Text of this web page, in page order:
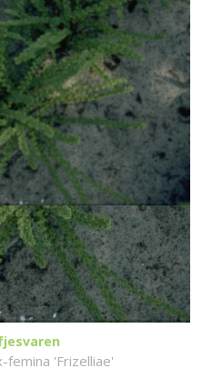
femina 'Frizelliae'